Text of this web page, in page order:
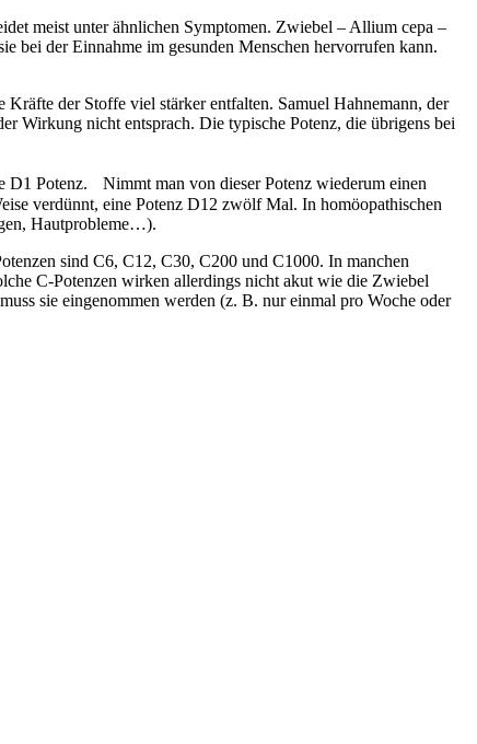
meist unter ähnlichen Symptomen. Zwiebel – Allium cepa –
bei der Einnahme im gesunden Menschen hervorrufen kann.
Kräfte der Stoffe viel stärker entfalten. Samuel Hahnemann, der
Wirkung nicht entsprach. Die typische Potenz, die übrigens bei
D1 Potenz. Nimmt man von dieser Potenz wiederum einen
verdünnt, eine Potenz D12 zwölf Mal. In homöopathischen
Hautprobleme…).
sind C6, C12, C30, C200 und C1000. In manchen
C-Potenzen wirken allerdings nicht akut wie die Zwiebel
sie eingenommen werden (z. B. nur einmal pro Woche oder